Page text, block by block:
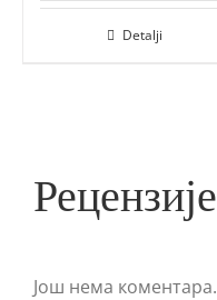
Detalji
Рецензије
Још нема коментара.